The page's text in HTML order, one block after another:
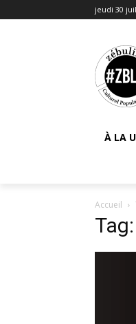
jeudi 30
À LA
Accueil